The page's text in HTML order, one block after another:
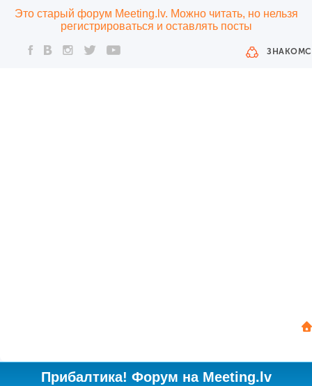
Это старый форум Meeting.lv. Можно читать, но нельзя
регистрироваться и оставлять посты
Прибалтика! Форум на Meeting.lv